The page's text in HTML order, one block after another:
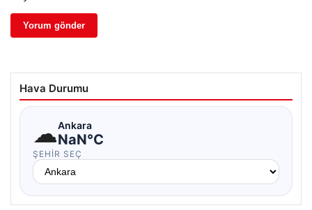
Hava Durumu
☁Ankara
NaN°C
ŞEHIR SEÇ